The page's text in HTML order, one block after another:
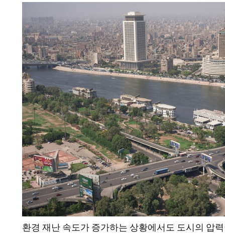
환경 재난 속도가 증가하는 상황에서도 도시의 압